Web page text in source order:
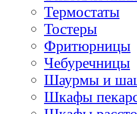
Термостаты
Тостеры
Фритюрницы
Чебуречницы
Шаурмы и
Шкафы